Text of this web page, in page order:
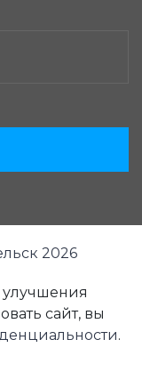
2026
сайт, вы
.